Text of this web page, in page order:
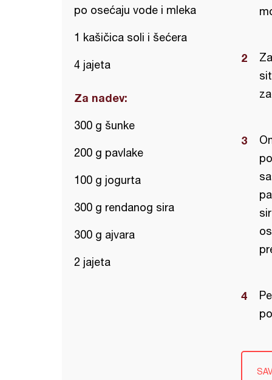
po osećaju vode i mleka
1 kašičica soli i šećera
4 jajeta
Za nadev:
300 g šunke
200 g pavlake
100 g jogurta
300 g rendanog sira
300 g ajvara
2 jajeta